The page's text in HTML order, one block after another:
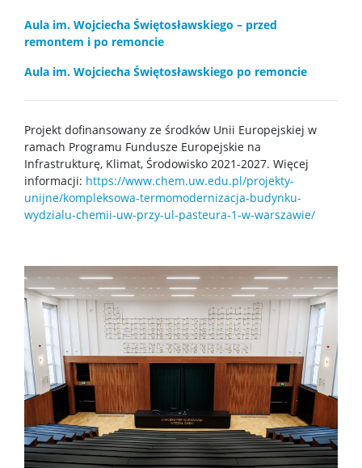
STUDENT STUDENTOWI
Doktoranci
Szkoła Doktorska Nauk Ścisłych i Przyrodniczych
Archiwum
TRI-BIO-CHEM
RadFarm
Doktoraty wdrożeniowe
Struktura
Aula im. Wojciecha Świętosławskiego – przed
remontem i po remoncie
Aula im. Wojciecha Świętosławskiego po remoncie
Projekt dofinansowany ze środków Unii Europejskiej w
ramach Programu Fundusze Europejskie na
Infrastrukturę, Klimat, Środowisko 2021-2027. Więcej
informacji: https://www.chem.uw.edu.pl/projekty-
unijne/kompleksowa-termomodernizacja-budynku-
wydzialu-chemii-uw-przy-ul-pasteura-1-w-warszawie/